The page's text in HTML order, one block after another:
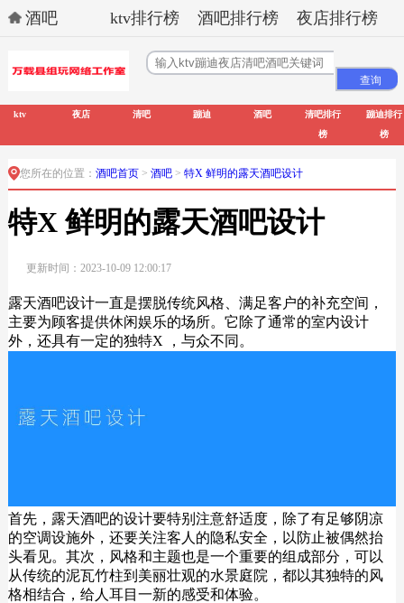
酒吧 ktv排行榜 酒吧排行榜 夜店排行榜
ktv 夜店 清吧 蹦迪 酒吧
清吧排行
榜
蹦迪排行
榜
您所在的位置： 酒吧首页> 酒吧 > 特X 鲜明的露天酒吧设计
特X 鲜明的露天酒吧设计
更新时间：2023-10-09 12:00:17
露天酒吧设计一直是摆脱传统风格、满足客户的补充空间，
主要为顾客提供休闲娱乐的场所。它除了通常的室内设计
外，还具有一定的独特X ，与众不同。
首先，露天酒吧的设计要特别注意舒适度，除了有足够阴凉
的空调设施外，还要关注客人的隐私安全，以防止被偶然抬
头看见。其次，风格和主题也是一个重要的组成部分，可以
从传统的泥瓦竹柱到美丽壮观的水景庭院，都以其独特的风
格相结合，给人耳目一新的感受和体验。